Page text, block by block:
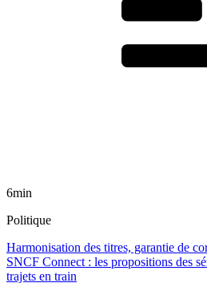
6min
Politique
Harmonisation des titres, garantie de
SNCF Connect : les propositions des
trajets en train